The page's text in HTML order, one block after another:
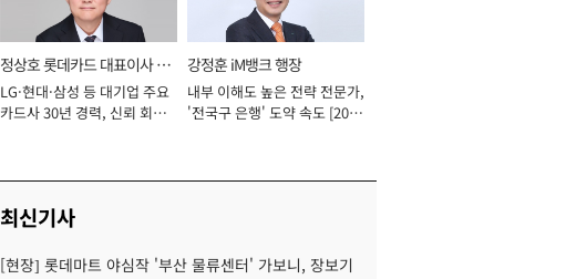
정상호 롯데카드 대표이사 사
장
LG·현대·삼성 등 대기업 주요
카드사 30년 경력, 신뢰 회복
강정훈 iM뱅크 행장
내부 이해도 높은 전략 전문가,
'전국구 은행' 도약 속도 [2026
최신기사
[현장] 롯데마트 야심작 '부산 물류센터' 가보니, 장보기